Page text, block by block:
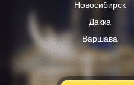
Новосибирск
Дакка
Варшава